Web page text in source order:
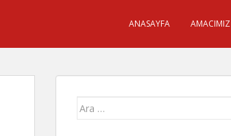
ANASAYFA AMACIMIZ
Arama